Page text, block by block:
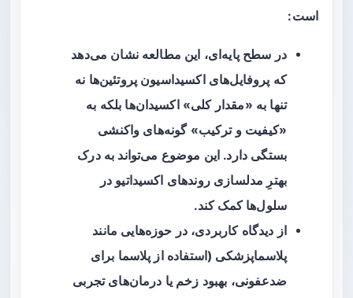
است:
در سطح پایه‌ای، این مطالعه نشان می‌دهد
که پروفایل‌های اکسیداسیون پروتئین‌ها نه
تنها به «مقدار کلی» اکسیدان‌ها بلکه به
«کیفیت و ترکیب» گونه‌های واکنشی
بستگی دارد. این موضوع می‌تواند به درک
بهترِ مدلسازی روندهای اکسیداتیو در
سلول‌ها کمک کند.
از دیدگاه کاربردی، در حوزه‌هایی مانند
پلاسماپزشکی (استفاده از پلاسما برای
ضدعفونی، بهبود زخم یا درمان‌های تجربی